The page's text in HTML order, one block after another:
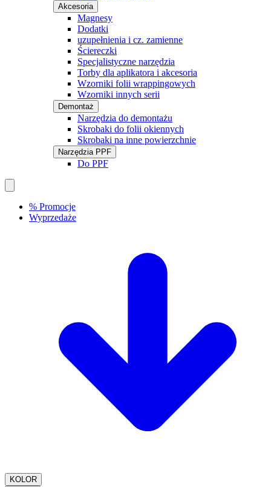
Akcesoria
Magnesy
Dodatki
uzupełnienia i cz. zamienne
Ściereczki
Specjalistyczne narzędzia
Torby dla aplikatora i akcesoria
Wzorniki folii wrappingowych
Wzorniki innych serii
Demontaż
Narzędzia do demontażu
Skrobaki do folii okiennych
Skrobaki na inne powierzchnie
Narzędzia PPF
Do PPF
% Promocje
Wyprzedaże
KOLOR